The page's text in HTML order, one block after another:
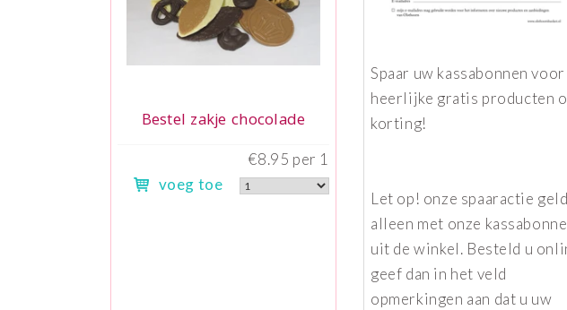
Bestel zakje chocolade
€8.95 per 1
voeg toe
Spaar uw kassabonnen voor
heerlijke gratis producten
korting!
Let op! onze spaaractie
alleen met onze
uit de winkel. Besteld u
geef dan in het veld
opmerkingen aan dat u uw